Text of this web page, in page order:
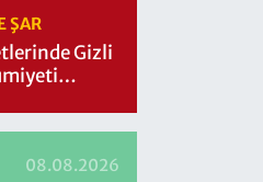
ŞAR
Gizli
08.08.2026